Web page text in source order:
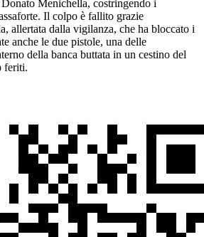
Menichella, costringendo i
Il colpo è fallito grazie
allertata dalla vigilanza, che ha bloccato i
anche le due pistole, una delle
della banca buttata in un cestino del
feriti.